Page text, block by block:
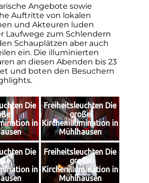
Angebote sowie
Auftritte von lokalen
und Akteuren luden
Laufwege zum Schlendern
Schauplätzen aber auch
ein. Die illuminierten
an diesen Abenden bis 23
und boten den Besuchern
Die
in
Freiheitsleuchten Die
große
Kirchenillumination in
Mühlhausen
Die
in
Freiheitsleuchten Die
große
Kirchenillumination in
Mühlhausen